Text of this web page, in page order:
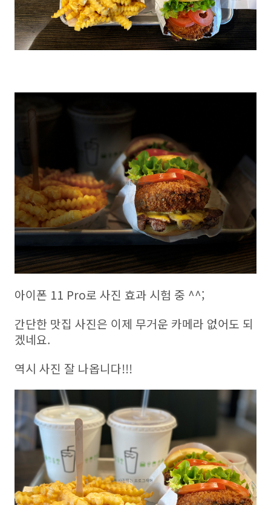
아이폰 11 Pro로 사진 효과 시험 중 ^^;
간단한 맛집 사진은 이제 무거운 카메라 없어도 되
겠네요.
역시 사진 잘 나옵니다!!!